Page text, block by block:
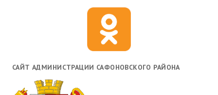
САЙТ АДМИНИСТРАЦИИ САФОНОВСКОГО РАЙОНА